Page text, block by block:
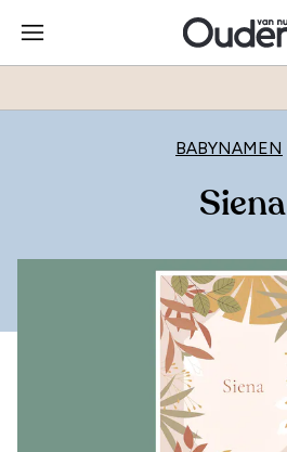
BABYNAMEN
Siena